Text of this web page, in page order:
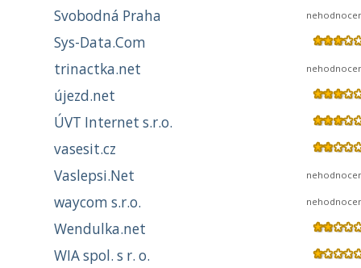
Svobodná Praha
Sys-Data.Com
trinactka.net
újezd.net
ÚVT Internet s.r.o.
vasesit.cz
Vaslepsi.Net
waycom s.r.o.
Wendulka.net
WIA spol. s r. o.